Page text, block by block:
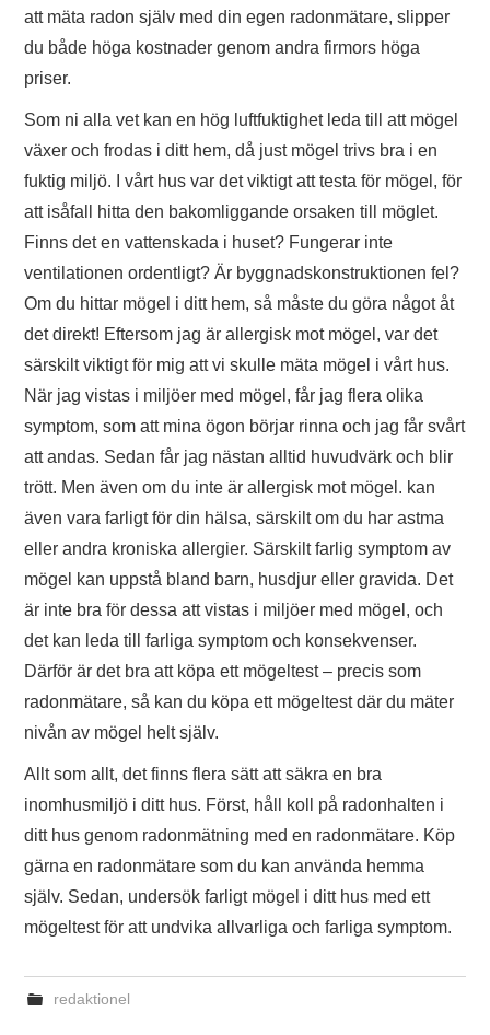
att mäta radon själv med din egen radonmätare, slipper
du både höga kostnader genom andra firmors höga
priser.
Som ni alla vet kan en hög luftfuktighet leda till att mögel
växer och frodas i ditt hem, då just mögel trivs bra i en
fuktig miljö. I vårt hus var det viktigt att testa för mögel, för
att isåfall hitta den bakomliggande orsaken till möglet.
Finns det en vattenskada i huset? Fungerar inte
ventilationen ordentligt? Är byggnadskonstruktionen fel?
Om du hittar mögel i ditt hem, så måste du göra något åt
det direkt! Eftersom jag är allergisk mot mögel, var det
särskilt viktigt för mig att vi skulle mäta mögel i vårt hus.
När jag vistas i miljöer med mögel, får jag flera olika
symptom, som att mina ögon börjar rinna och jag får svårt
att andas. Sedan får jag nästan alltid huvudvärk och blir
trött. Men även om du inte är allergisk mot mögel. kan
även vara farligt för din hälsa, särskilt om du har astma
eller andra kroniska allergier. Särskilt farlig symptom av
mögel kan uppstå bland barn, husdjur eller gravida. Det
är inte bra för dessa att vistas i miljöer med mögel, och
det kan leda till farliga symptom och konsekvenser.
Därför är det bra att köpa ett mögeltest – precis som
radonmätare, så kan du köpa ett mögeltest där du mäter
nivån av mögel helt själv.
Allt som allt, det finns flera sätt att säkra en bra
inomhusmiljö i ditt hus. Först, håll koll på radonhalten i
ditt hus genom radonmätning med en radonmätare. Köp
gärna en radonmätare som du kan använda hemma
själv. Sedan, undersök farligt mögel i ditt hus med ett
mögeltest för att undvika allvarliga och farliga symptom.
redaktionel